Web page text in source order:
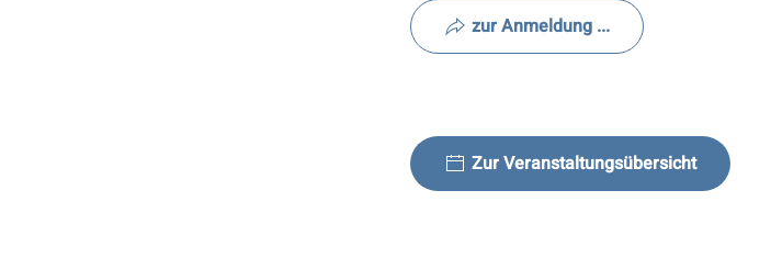
zur Anmeldung ...
Zur Veranstaltungsübersicht